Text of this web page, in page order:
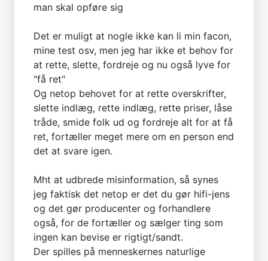
man skal opføre sig
Det er muligt at nogle ikke kan li min facon,
mine test osv, men jeg har ikke et behov for
at rette, slette, fordreje og nu også lyve for
"få ret"
Og netop behovet for at rette overskrifter,
slette indlæg, rette indlæg, rette priser, låse
tråde, smide folk ud og fordreje alt for at få
ret, fortæller meget mere om en person end
det at svare igen.
Mht at udbrede misinformation, så synes
jeg faktisk det netop er det du gør hifi-jens
og det gør producenter og forhandlere
også, for de fortæller og sælger ting som
ingen kan bevise er rigtigt/sandt.
Der spilles på menneskernes naturlige